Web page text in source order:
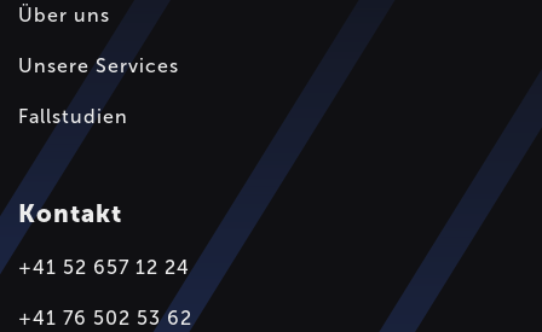
Über uns
Unsere Services
Fallstudien
Kontakt
+41 52 657 12 24
+41 76 502 53 62